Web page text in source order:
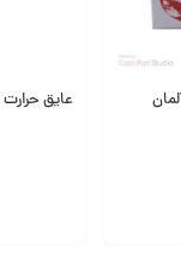
عایق حرارت گیر